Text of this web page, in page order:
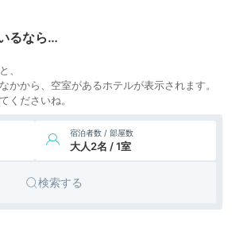
icotto 楽天トラベル
ホテル
icotto
リゾート
7,500円〜
リゾート
旅館
るなら…
、
かから、空室があるホテルが表示されます。
くださいね。
宿泊者数 / 部屋数
大人2名 / 1室
検索する